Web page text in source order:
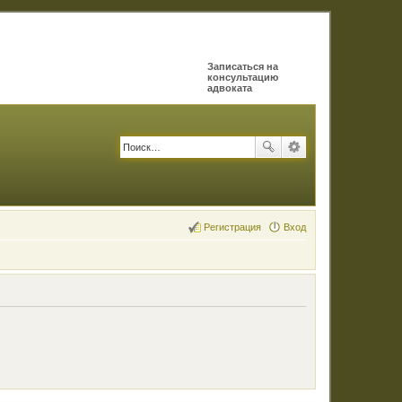
Записаться на
консультацию
адвоката
Вход
Регистрация